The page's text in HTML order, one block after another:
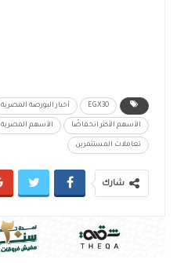
EGX30 أخبار البورصة المصرية
الأسهم الأكثر انخفاضًا الأسهم المصرية
تعاملات المستثمرين
شارك